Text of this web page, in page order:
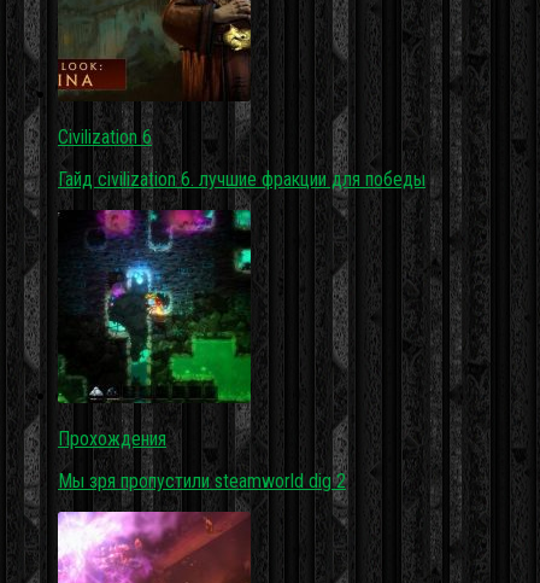
Civilization 6
Гайд civilization 6. лучшие фракции для победы
Прохождения
Мы зря пропустили steamworld dig 2